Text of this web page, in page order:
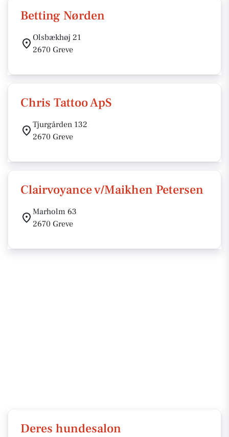
Betting Nørden
Olsbækhøj 21
2670 Greve
Chris Tattoo ApS
Tjurgården 132
2670 Greve
Clairvoyance v/Maikhen Petersen
Marholm 63
2670 Greve
Deres hundesalon